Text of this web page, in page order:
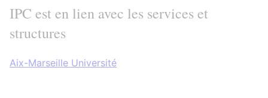
IPC est en lien avec les services et
structures
Aix-Marseille Université